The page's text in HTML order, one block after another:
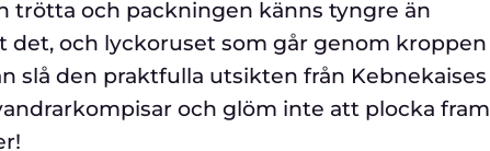
trötta och packningen känns tyngre än
det, och lyckoruset som går genom kroppen
slå den praktfulla utsikten från Kebnekaises
och glöm inte att plocka fram